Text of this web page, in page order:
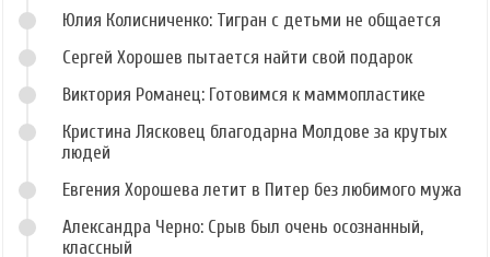
Юлия Колисниченко: Тигран с детьми не общается
Сергей Хорошев пытается найти свой подарок
Виктория Романец: Готовимся к маммопластике
Кристина Лясковец благодарна Молдове за крутых
людей
Евгения Хорошева летит в Питер без любимого мужа
Александра Черно: Срыв был очень осознанный,
классный